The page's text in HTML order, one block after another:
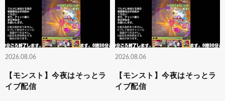
2026.08.06
【モンスト】今夜はそっとラ
イブ配信
2026.08.06
【モンスト】今夜はそっとラ
イブ配信